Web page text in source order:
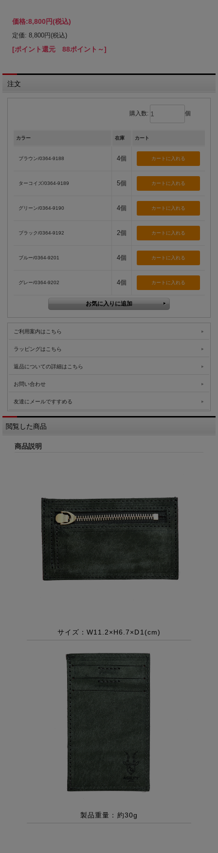
価格:8,800円(税込)
定価: 8,800円(税込)
[ポイント還元 88ポイント～]
注文
購入数: 個
カラー 在庫 カート
ブラウン/0364-9188 4個
ターコイズ/0364-9189 5個
グリーン/0364-9190 4個
ブラック/0364-9192 2個
ブルー/0364-9201 4個
グレー/0364-9202 4個
ご利用案内はこちら
ラッピングはこちら
返品についての詳細はこちら
お問い合わせ
友達にメールですすめる
閲覧した商品
商品説明